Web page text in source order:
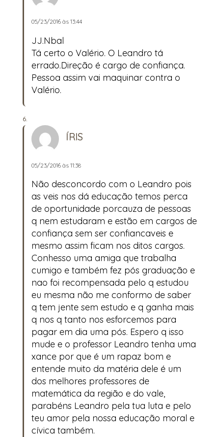
05/23/2016 às 13:44
JJ.Nbal
Tá certo o Valério. O Leandro tá
errado.Direção é cargo de confiança.
Pessoa assim vai maquinar contra o
Valério.
ÍRIS
05/23/2016 às 11:38
Não desconcordo com o Leandro pois
as veis nos dá educação temos perca
de oportunidade porcauza de pessoas
q nem estudaram e estão em cargos de
confiança sem ser confiancaveis e
mesmo assim ficam nos ditos cargos.
Conhesso uma amiga que trabalha
cumigo e também fez pós graduação e
nao foi recompensada pelo q estudou
eu mesma não me conformo de saber
q tem jente sem estudo e q ganha mais
q nos q tanto nos esforcemos para
pagar em dia uma pós. Espero q isso
mude e o professor Leandro tenha uma
xance por que é um rapaz bom e
entende muito da matéria dele é um
dos melhores professores de
matemática da região e do vale,
parabéns Leandro pela tua luta e pelo
teu amor pela nossa educação moral e
cívica também.